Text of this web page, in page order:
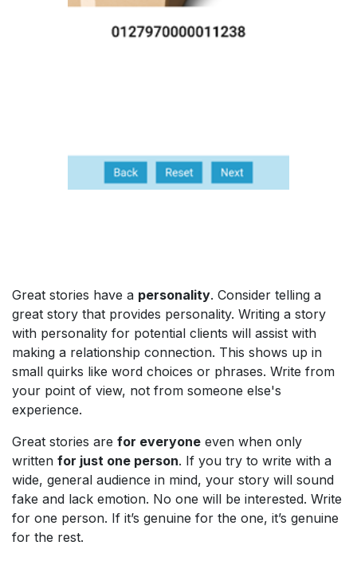
Great stories have a personality. Consider telling a
great story that provides personality. Writing a story
with personality for potential clients will assist with
making a relationship connection. This shows up in
small quirks like word choices or phrases. Write from
your point of view, not from someone else's
experience.
Great stories are for everyone even when only
written for just one person. If you try to write with a
wide, general audience in mind, your story will sound
fake and lack emotion. No one will be interested. Write
for one person. If it’s genuine for the one, it’s genuine
for the rest.